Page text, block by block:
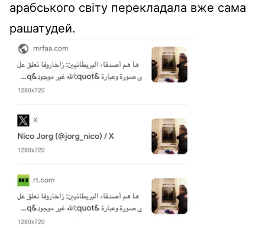
арабського світу перекладала вже сама
рашатудей.